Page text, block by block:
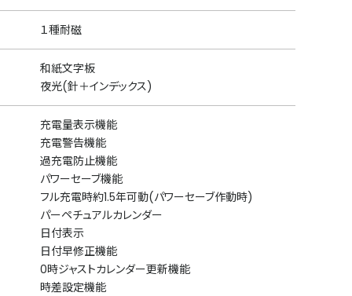
１種耐磁
和紙文字板
夜光(針＋インデックス)
充電量表示機能
充電警告機能
過充電防止機能
パワーセーブ機能
フル充電時約1.5年可動(パワーセーブ作動時)
パーペチュアルカレンダー
日付表示
日付早修正機能
0時ジャストカレンダー更新機能
時差設定機能